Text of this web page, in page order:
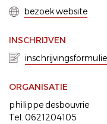
bezoek website
INSCHRIJVEN
ORGANISATIE
philippe desbouvrie
Tel. 0621204105